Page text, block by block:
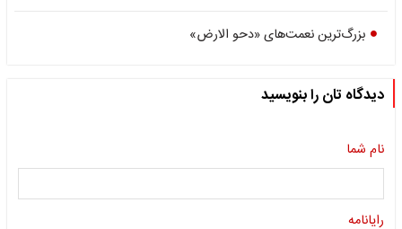
بزرگ‌ترین نعمت‌های «دحو الارض»
دیدگاه تان را بنویسید
نام شما
رایانامه